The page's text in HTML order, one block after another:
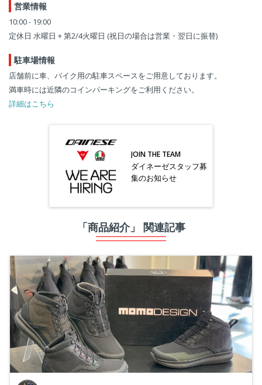
営業情報
10:00 - 19:00
定休日 水曜日 + 第2/4火曜日 (祝日の場合は営業・翌日に振替)
駐車場情報
店舗前に車、バイク用の駐車スペースをご用意しております。
満車時には近隣のコインパーキングをご利用ください。
詳細はこちら
JOIN THE TEAM
ダイネーゼスタッフ募
集のお知らせ
「商品紹介」 関連記事